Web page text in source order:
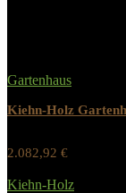
Gartenhaus
Kiehn-Holz
2.082,92 €
Kiehn-Holz